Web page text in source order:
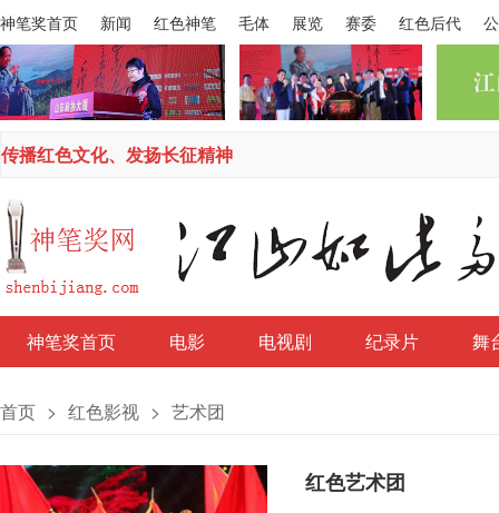
神笔奖首页 新闻 红色神笔 毛体 展览 赛委 红色后代
传播红色文化、发扬长征精神
神笔奖首页 电影 电视剧 纪录片 舞
首页 > 红色影视 > 艺术团
红色艺术团